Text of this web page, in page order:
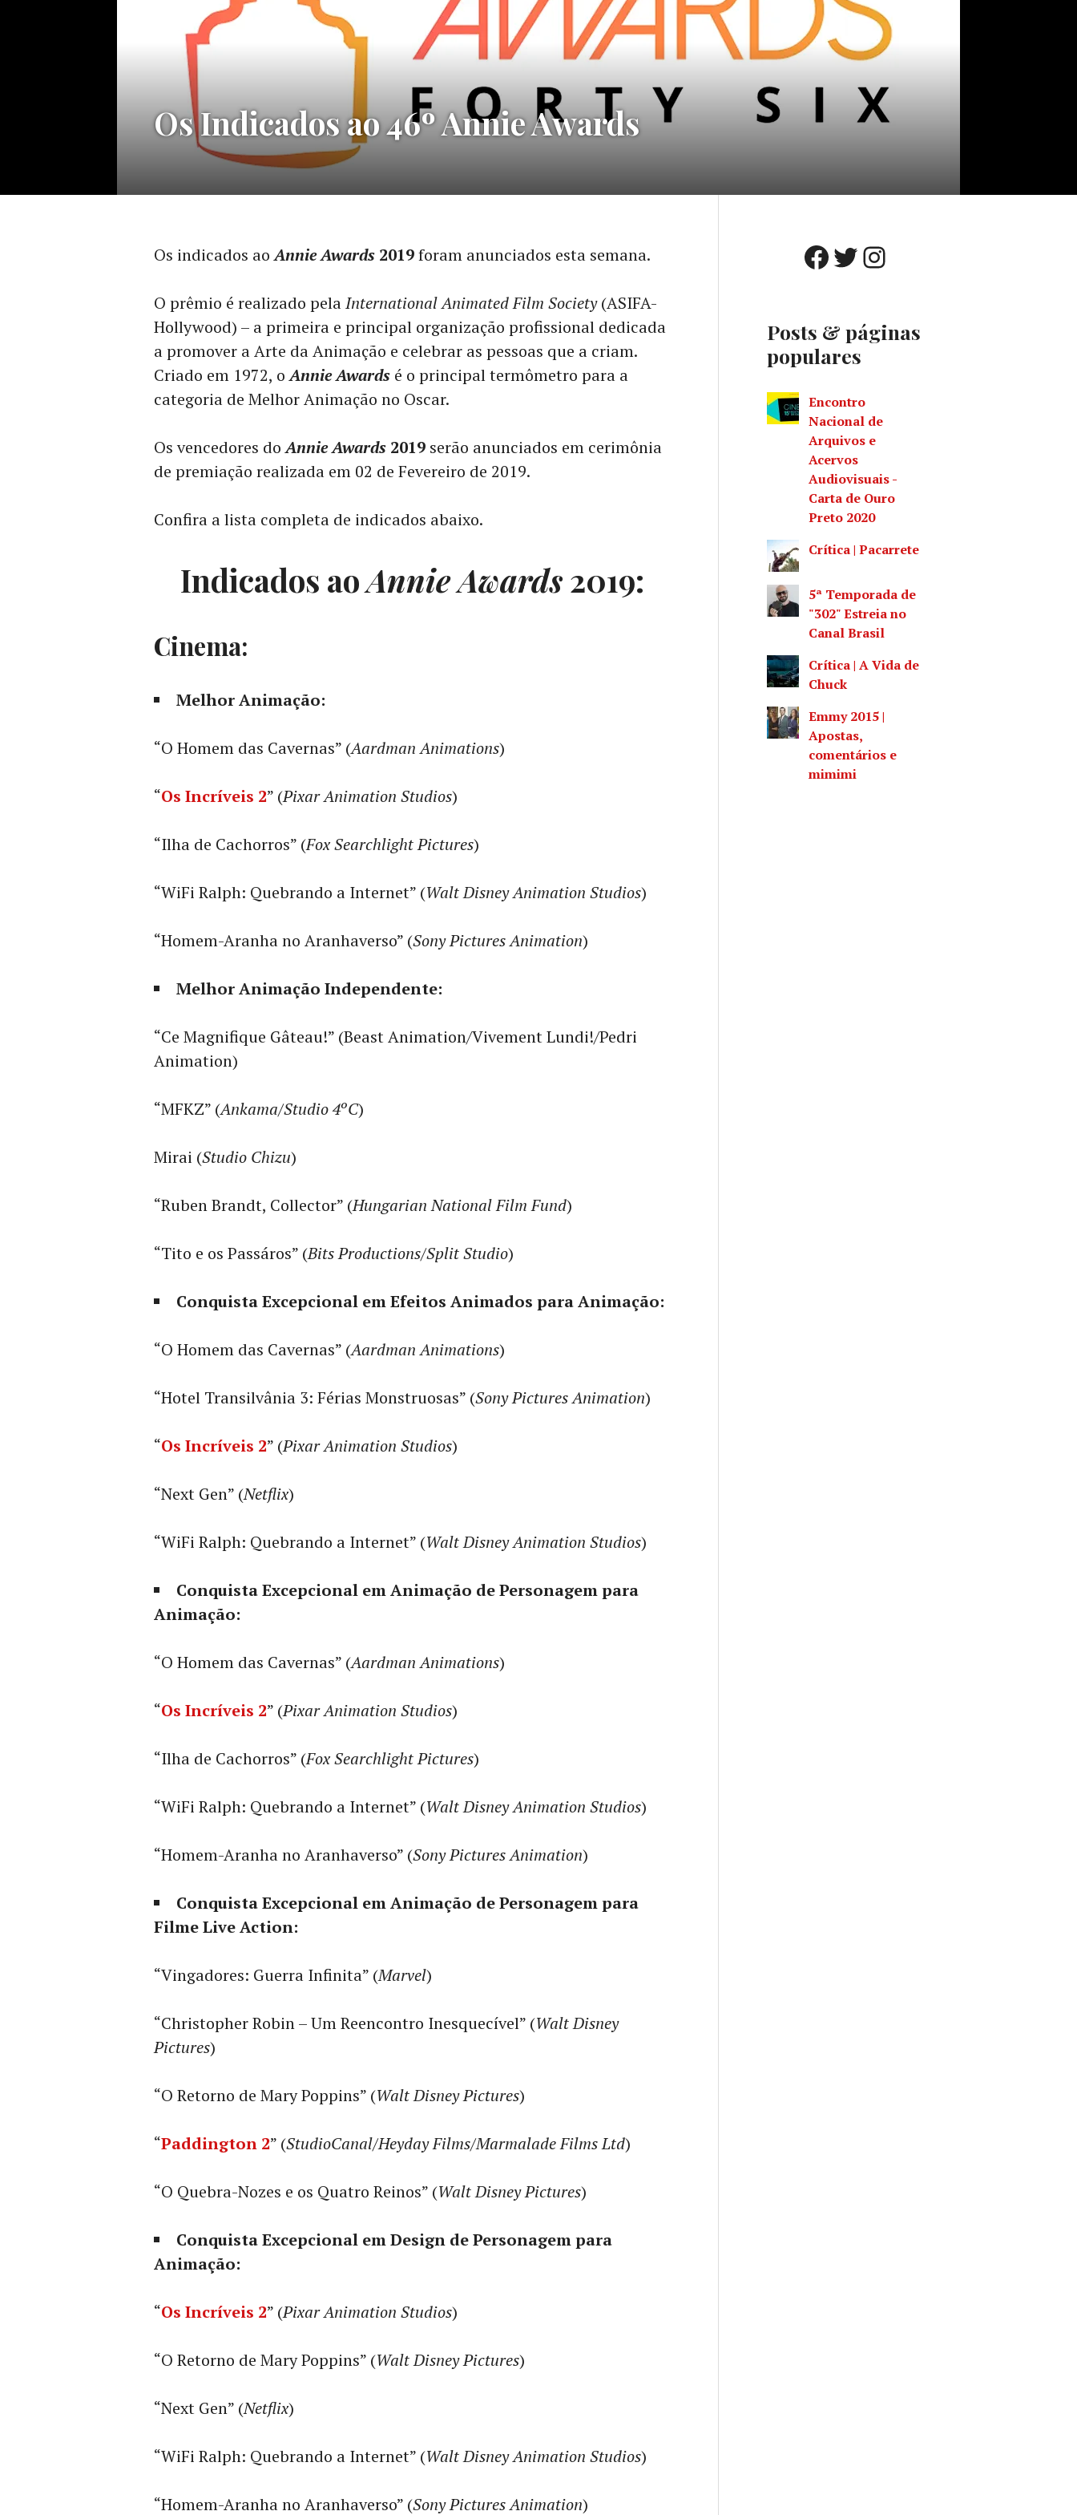
GUILDAS,
SINDICATOS
E
ASSOCIAÇÕES,
FILMES,
SÉRIES
Os Indicados ao 46º Annie Awards
Os indicados aoAnnie Awards 2019foram anunciados esta semana.
O prêmio é realizado pelaInternational Animated Film Society(ASIFA-
Hollywood) – a primeira e principal organização profissional dedicada
a promover a Arte da Animação e celebrar as pessoas que a criam.
Criado em 1972, oAnnie Awards é o principal termômetro para a
categoria de Melhor Animação no Oscar.
Os vencedores doAnnie Awards 2019 serão anunciados em cerimônia
de premiação realizada em 02 de Fevereiro de 2019.
Confira a lista completa de indicados abaixo.
Indicados aoAnnie Awards2019:
Cinema:
Melhor Animação:
“O Homem das Cavernas” (Aardman Animations)
“Os Incríveis 2” (Pixar Animation Studios)
“Ilha de Cachorros” (Fox Searchlight Pictures)
“WiFi Ralph: Quebrando a Internet” (Walt Disney Animation Studios)
“Homem-Aranha no Aranhaverso” (Sony Pictures Animation)
Melhor Animação Independente:
“Ce Magnifique Gâteau!” (Beast Animation/Vivement Lundi!/Pedri
Animation)
“MFKZ” (Ankama/Studio 4ºC)
Mirai (Studio Chizu)
“Ruben Brandt, Collector” (Hungarian National Film Fund)
“Tito e os Passáros” (Bits Productions/Split Studio)
Conquista Excepcional em Efeitos Animados para Animação:
“O Homem das Cavernas” (Aardman Animations)
“Hotel Transilvânia 3: Férias Monstruosas” (Sony Pictures Animation)
“Os Incríveis 2” (Pixar Animation Studios)
“Next Gen” (Netflix)
“WiFi Ralph: Quebrando a Internet” (Walt Disney Animation Studios)
Conquista Excepcional em Animação de Personagem para
Animação:
“O Homem das Cavernas” (Aardman Animations)
“Os Incríveis 2” (Pixar Animation Studios)
“Ilha de Cachorros” (Fox Searchlight Pictures)
“WiFi Ralph: Quebrando a Internet” (Walt Disney Animation Studios)
“Homem-Aranha no Aranhaverso” (Sony Pictures Animation)
Conquista Excepcional em Animação de Personagem para
Filme Live Action:
“Vingadores: Guerra Infinita” (Marvel)
“Christopher Robin – Um Reencontro Inesquecível” (Walt Disney
Pictures)
“O Retorno de Mary Poppins” (Walt Disney Pictures)
“Paddington 2” (StudioCanal/Heyday Films/Marmalade Films Ltd)
“O Quebra-Nozes e os Quatro Reinos” (Walt Disney Pictures)
Conquista Excepcional em Design de Personagem para
Animação:
“Os Incríveis 2” (Pixar Animation Studios)
“O Retorno de Mary Poppins” (Walt Disney Pictures)
“Next Gen” (Netflix)
“WiFi Ralph: Quebrando a Internet” (Walt Disney Animation Studios)
“Homem-Aranha no Aranhaverso” (Sony Pictures Animation)
Facebook Twitter Instagram
Posts & páginas
populares
Encontro
Nacional de
Arquivos e
Acervos
Audiovisuais -
Carta de Ouro
Preto 2020
Crítica | Pacarrete
5ª Temporada de
"302" Estreia no
Canal Brasil
Crítica | A Vida de
Chuck
Emmy 2015 |
Apostas,
comentários e
mimimi